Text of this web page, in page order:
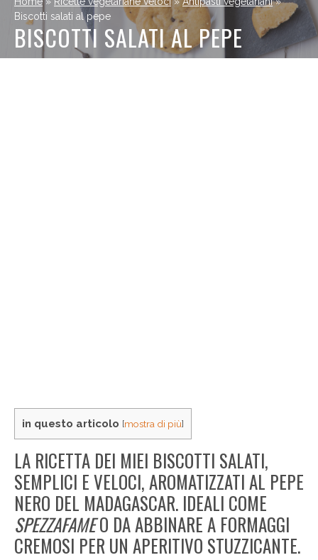
Biscotti salati al pepe
BISCOTTI SALATI AL PEPE
in questo articolo [mostra di più]
LA RICETTA DEI MIEI BISCOTTI SALATI,
SEMPLICI E VELOCI, AROMATIZZATI AL PEPE
NERO DEL MADAGASCAR. IDEALI COME
SPEZZAFAMEO DA ABBINARE A FORMAGGI
CREMOSI PER UN APERITIVO STUZZICANTE.